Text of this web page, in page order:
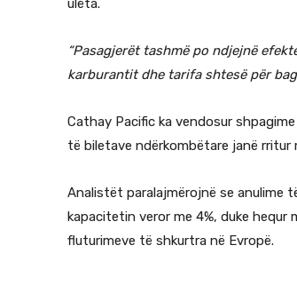
ulëta.
“Pasagjerët tashmë po ndjejnë
karburantit dhe tarifa shtesë për
Cathay Pacific ka vendosur
të biletave ndërkombëtare janë rritur
Analistët paralajmërojnë se anulime
kapacitetin veror me 4%, duke
fluturimeve të shkurtra në Evropë.